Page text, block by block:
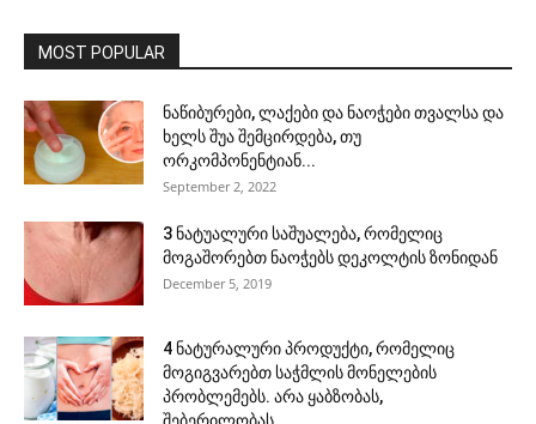
MOST POPULAR
ნაწიბურები, ლაქები და ნაოჭები თვალსა და
ხელს შუა შემცირდება, თუ
ორკომპონენტიან...
September 2, 2022
3 ნატუალური საშუალება, რომელიც
მოგაშორებთ ნაოჭებს დეკოლტის ზონიდან
December 5, 2019
4 ნატურალური პროდუქტი, რომელიც
მოგიგვარებთ საჭმლის მონელების
პრობლემებს. არა ყაბზობას,
შებერილობას,...